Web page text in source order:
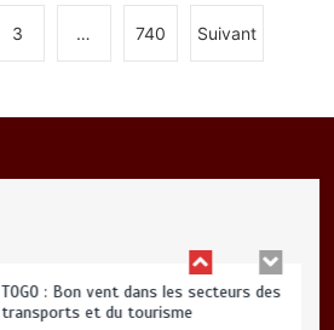
3 … 740 Suivant
TOGO : Bon vent dans les secteurs des
transports et du tourisme